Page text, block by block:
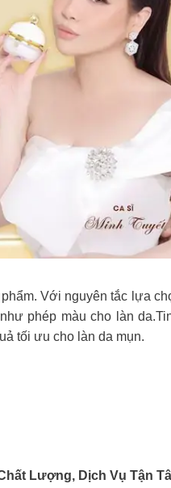
Với nguyên tắc lựa
phép màu cho làn
tối ưu cho làn da mụn.
Lượng, Dịch Vụ Tận